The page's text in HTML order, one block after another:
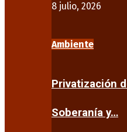
8 julio, 2026
Ambiente
Privatización
Soberanía y…